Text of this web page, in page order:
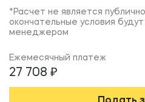
*Расчет не является
окончательные условия
менеджером
Ежемесячный платеж
27 708 ₽